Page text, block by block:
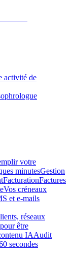
activité de
votre
minutesGestion
FacturationFactures
Vos créneaux
et e-mails
réseaux
être
IAAudit
secondes